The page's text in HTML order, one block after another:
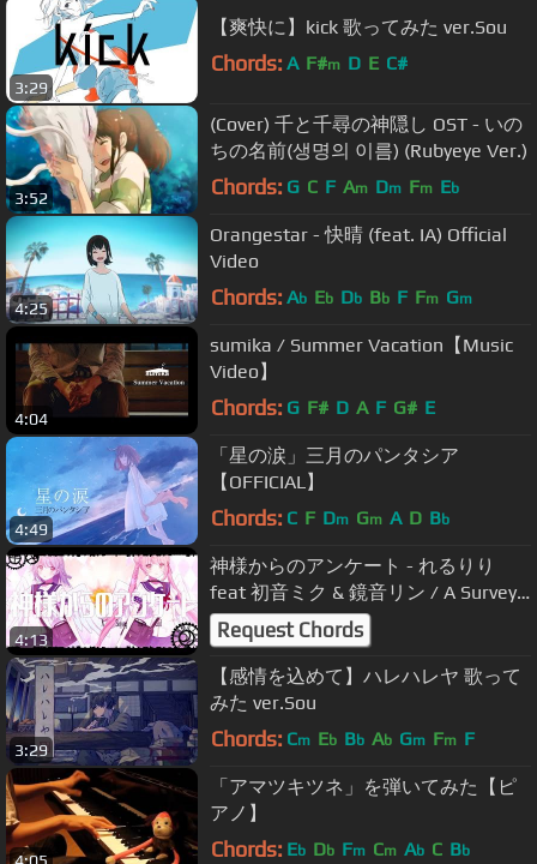
3:29
【爽快に】kick 歌ってみた ver.Sou
Chords: A F#m D E C#
3:52
(Cover) 千と千尋の神隠し OST - いの
ちの名前(생명의 이름) (Rubyeye Ver.)
Chords: G C F Am Dm Fm Eb
4:25
Orangestar - 快晴 (feat. IA) Official
Video
Chords: Ab Eb Db Bb F Fm Gm
4:04
sumika / Summer Vacation【Music
Video】
Chords: G F# D A F G# E
4:49
「星の涙」三月のパンタシア
【OFFICIAL】
Chords: C F Dm Gm A D Bb
4:13
神様からのアンケート - れるりり
feat 初音ミク & 鏡音リン / A Survey
from God -rerulili feat.miku & RIN
Request Chords
3:29
【感情を込めて】ハレハレヤ 歌って
みた ver.Sou
Chords: Cm Eb Bb Ab Gm Fm F
「アマツキツネ」を弾いてみた【ピ
アノ】
Chords: Eb Db Fm Cm Ab C Bb